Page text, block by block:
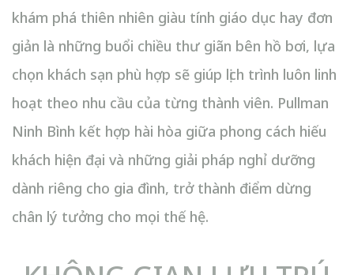
khám phá thiên nhiên giàu tính giáo dục hay đơn
giản là những buổi chiều thư giãn bên hồ bơi, lựa
chọn khách sạn phù hợp sẽ giúp lịch trình luôn linh
hoạt theo nhu cầu của từng thành viên. Pullman
Ninh Bình kết hợp hài hòa giữa phong cách hiếu
khách hiện đại và những giải pháp nghỉ dưỡng
dành riêng cho gia đình, trở thành điểm dừng
chân lý tưởng cho mọi thế hệ.